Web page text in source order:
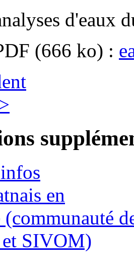
d'eaux
(666 ko) :